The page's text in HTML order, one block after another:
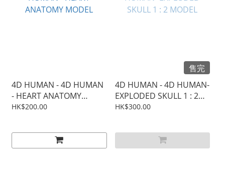
4D HUMAN - 4D HUMAN
- HEART ANATOMY
MODEL
HK$200.00
售完
4D HUMAN - 4D HUMAN-
EXPLODED SKULL 1 : 2
MODEL
HK$300.00